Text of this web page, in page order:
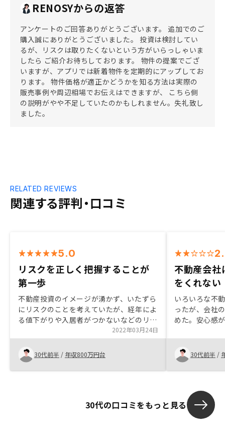
RENOSYからの返答
アンケートのご回答ありがとうございます。 追加でのご
購入誠にありがとうございました。 投資は検討してい
るが、リスクは取りたくないという方がいらっしゃいま
したら ご紹介お待ちしております。 物件の提案でござ
いますが、アプリでは新着物件を定期的にアップしてお
ります。 物件価格が適正かどうかを知る方法は実際の
販売事例や周辺相場でお伝えはできますが、 こちら側
の説明がやや不足していたのかもしれません。失礼致し
ました。
関連する評判・口コミ
RELATED REVIEWS
5.0
リスクを正しく把握することが
第一歩
不動産投資のイメージが湧かず、いたずら
にリスクのことを考えていたが、経年によ
る値下がりや入居者がつかないなどのリス
クは大きくなく、管理プランで一定カバー
できることをデータを元に知ることができ
たのがよかった。 もちろんリスクはゼロ
ではないが、資産形成のポートフォリオの
一つとしてはいいんじゃないかと思う。
2022年03月24日
30代前半 / 年収800万円台
不動産会社
をくれない
いろいろな不
ったが、会社
めた。安心感
ろがこれから
おすすめでき
30代前半 /
30代の口コミをもっと見る